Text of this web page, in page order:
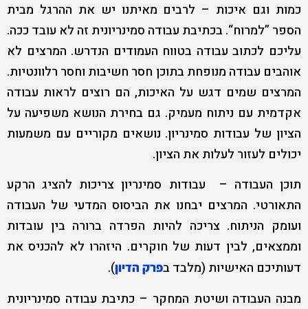
כמות וגם איכות – לרבים מאיתנו יש את ההרגל מבית
הספר ”למרוח“. בכתיבת עבודה סמינריונית זה לא עובד ככה.
עליכם לכתוב עבודה בטווח העמודים הנדרש. המרצים לא
אוהבים עבודה מנופחת בתוכן חסר חשיבות וחסר רלוונטיות.
המרצים שמים דגש על האיכות, הם רוצים לראות עבודה
אקדמית עם ניתוח מעמיק. גם בחירת הנושא משפיעה על
הציון של עבודות סמינריון. נושאים מקוריים עם משמעות
יכולים לעזור לעלות את הציון.
תוכן העבודה – עבודות סמינריון צריכות להציג הרקע
התאורטי. המרצים יבחנו את הביסוס המדעי של העבודה
ועומק הניתוח. צריכה להיות הפרדה ברורה בין עובדות
וממצאים, לבין דעות של חוקרים. היזהרו לא להכניס את
דעותיכם האישיות (מלבד בפרק הדיון).
מבנה העבודה ושיטת המחקר – כתיבת עבודה סמינריונית